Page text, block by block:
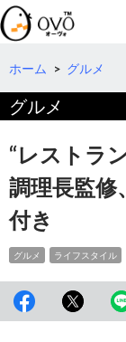
検
索
コ
テ
ツ
へ
移
ホーム > グルメ
グルメ
“レストラ
調理長監修
付き
グルメ ライフスタイル